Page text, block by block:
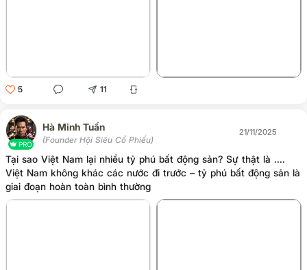
5 11
PRO
Hà Minh Tuấn
(Founder Hội Siêu Cổ Phiếu)
21/11/2025
Tại sao Việt Nam lại nhiều tỷ phú bất động sản? Sự thật là ....
Việt Nam không khác các nước đi trước – tỷ phú bất động sản là
giai đoạn hoàn toàn bình thường